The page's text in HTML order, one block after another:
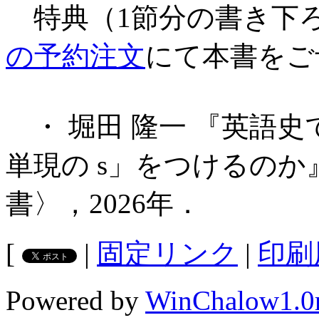
特典（1節分の書き下
の予約注文にて本書を
・ 堀田 隆一 『英語史
単現の s」をつけるの
書〉，2026年．
[
| 固定リンク | 印
Powered by